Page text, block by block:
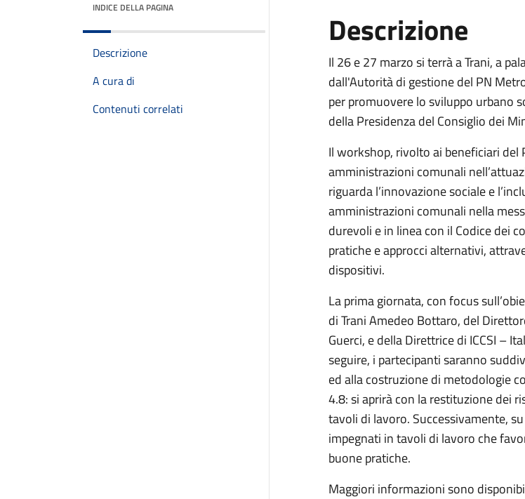
INDICE DELLA PAGINA
Descrizione
A cura di
Contenuti correlati
Descrizione
Il 26 e 27 marzo si terrà a Trani, a
dall'Autorità di gestione del PN
per promuovere lo sviluppo urbano
della Presidenza del Consiglio dei
Il workshop, rivolto ai beneficiari del
amministrazioni comunali
riguarda l’innovazione sociale e
amministrazioni comunali nella
durevoli e in linea con il Codice dei
pratiche e approcci alternativi,
dispositivi.
La prima giornata, con focus
di Trani Amedeo Bottaro, del
Guerci, e della Direttrice di ICCSI –
seguire, i partecipanti saranno
ed alla costruzione di metodologie
4.8: si aprirà con la restituzione dei
tavoli di lavoro. Successivamente,
impegnati in tavoli di lavoro che
buone pratiche.
Maggiori informazioni sono